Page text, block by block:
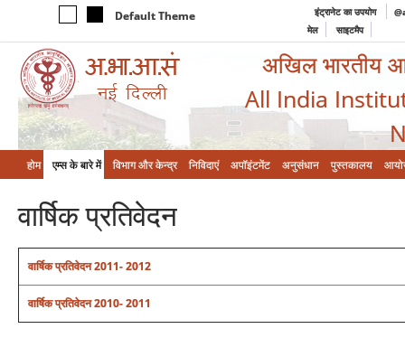
Default Theme इंट्रानेट का उपयोग
मेल
साइटमैप
अखिल भारतीय
All India
होम एम्‍स के बारे में विभाग और केन्‍द्र निविदाएं अपॉइंटमेंट अनुसंधान पुस्तकालय
वार्षिक प्रतिवेदन
वार्षिक प्रतिवेदन2011- 2012
वार्षिक प्रतिवेदन2010- 2011